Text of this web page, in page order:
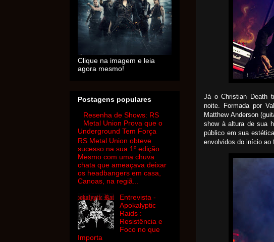
Já o Christian Death
noite. Formada por
Matthew Anderson
show à altura de sua
público em sua
envolvidos do início ao
Clique na imagem e leia
agora mesmo!
Postagens populares
Resenha de Shows: RS
Metal Union Prova que o
Underground Tem Força
RS Metal Union obteve
sucesso na sua 1º edição
Mesmo com uma chuva
chata que ameaçava deixar
os headbangers em casa,
Canoas, na regiã...
Entrevista -
Apokalyptic
Raids :
Resistência e
Foco no que
Importa